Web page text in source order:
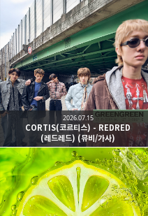
CORTIS(코르티스) - REDRED
(레드레드) (뮤비/가사)
2026.07.15